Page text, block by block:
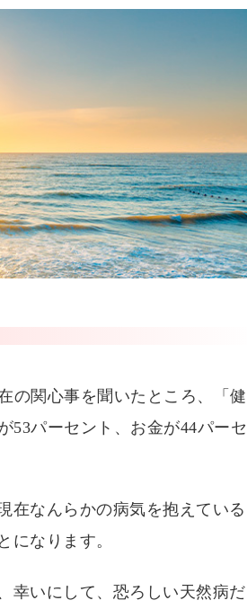
の関心事を聞いたところ、「健
53パーセント、お金が44パーセ
在なんらかの病気を抱えている
になります。
幸いにして、恐ろしい天然病だ